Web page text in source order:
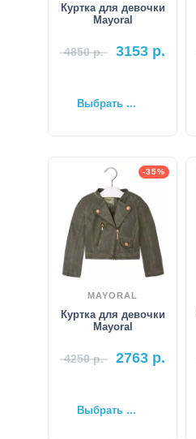
Куртка для девочки
Mayoral
4850р. 3153 р.
Выбрать ...
-35%
MAYORAL
Куртка для девочки
Mayoral
4250р. 2763 р.
Выбрать ...